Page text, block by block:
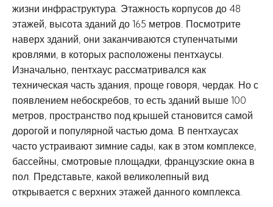
жизни инфраструктура. Этажность корпусов до 48
этажей, высота зданий до 165 метров. Посмотрите
наверх зданий, они заканчиваются ступенчатыми
кровлями, в которых расположены пентхаусы.
Изначально, пентхаус рассматривался как
техническая часть здания, проще говоря, чердак. Но с
появлением небоскребов, то есть зданий выше 100
метров, пространство под крышей становится самой
дорогой и популярной частью дома. В пентхаусах
часто устраивают зимние сады, как в этом комплексе,
бассейны, смотровые площадки, французские окна в
пол. Представьте, какой великолепный вид
открывается с верхних этажей данного комплекса.